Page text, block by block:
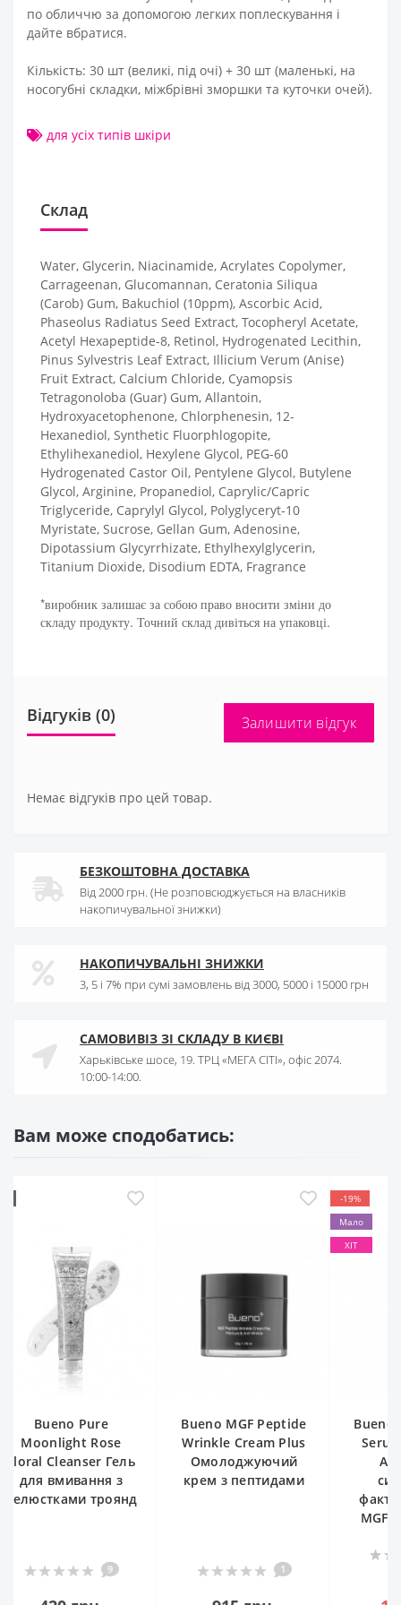
по обличчю за допомогою легких поплескування і
дайте вбратися.
Кількість: 30 шт (великі, під очі) + 30 шт (маленькі, на
носогубні складки, міжбрівні зморшки та куточки очей).
для усіх типів шкіри
Склад
Water, Glycerin, Niacinamide, Acrylates Copolymer,
Carrageenan, Glucomannan, Ceratonia Siliqua
(Carob) Gum, Bakuchiol (10ppm), Ascorbic Acid,
Phaseolus Radiatus Seed Extract, Tocopheryl Acetate,
Acetyl Hexapeptide-8, Retinol, Hydrogenated Lecithin,
Pinus Sylvestris Leaf Extract, Illicium Verum (Anise)
Fruit Extract, Calcium Chloride, Cyamopsis
Tetragonoloba (Guar) Gum, Allantoin,
Hydroxyacetophenone, Chlorphenesin, 12-
Hexanediol, Synthetic Fluorphlogopite,
Ethylihexanediol, Hexylene Glycol, PEG-60
Hydrogenated Castor Oil, Pentylene Glycol, Butylene
Glycol, Arginine, Propanediol, Caprylic/Capric
Triglyceride, Caprylyl Glycol, Polyglyceryt-10
Myristate, Sucrose, Gellan Gum, Adenosine,
Dipotassium Glycyrrhizate, Ethylhexylglycerin,
Titanium Dioxide, Disodium EDTA, Fragrance
*виробник залишає за собою право вносити зміни до
складу продукту. Точний склад дивіться на упаковці.
Відгуків (0) Залишити відгук
Немає відгуків про цей товар.
БЕЗКОШТОВНА ДОСТАВКА
Від 2000 грн. (Не розповсюджується на власників
накопичувальної знижки)
НАКОПИЧУВАЛЬНІ ЗНИЖКИ
3, 5 і 7% при сумі замовлень від 3000, 5000 і 15000 грн
САМОВИВІЗ ЗІ СКЛАДУ В КИЄВІ
Харьківське шосе, 19. ТРЦ «МЕГА СІТІ», офіс 2074.
10:00-14:00.
Вам може сподобатись:
Bueno MGF Peptide
Wrinkle Cream Plus
Омолоджуючий
крем з пептидами
Bueno MGF Peptide
Serum Plus 50 ml
Антивікова
сироватка з
Eye